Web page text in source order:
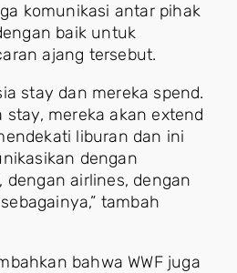
komunikasi antar pihak
baik untuk
ajang tersebut.
stay dan mereka spend.
stay, mereka akan extend
liburan dan ini
dengan
dengan airlines, dengan
tambah
bahwa WWF juga